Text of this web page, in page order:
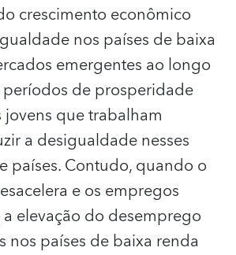
crescimento econômico
nos países de baixa
emergentes ao longo
períodos de prosperidade
que trabalham
a desigualdade nesses
países. Contudo, quando o
e os empregos
elevação do desemprego
nos países de baixa renda